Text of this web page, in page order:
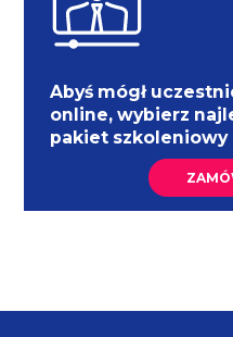
Abyś mógł
online, wybierz
pakiet szkoleniowy